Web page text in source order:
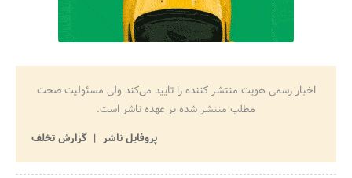
اخبار رسمی هویت منتشر کننده را تایید می‌کند ولی مسئولیت صحت
مطلب منتشر شده بر عهده ناشر است.
پروفایل ناشر
گزارش تخلف